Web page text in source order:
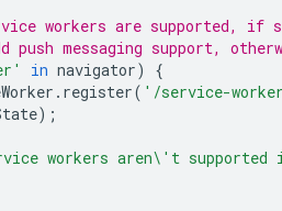
workers are supported, if
push messaging support,
in navigator)
{
. register( '/service-
);
workers aren\'t